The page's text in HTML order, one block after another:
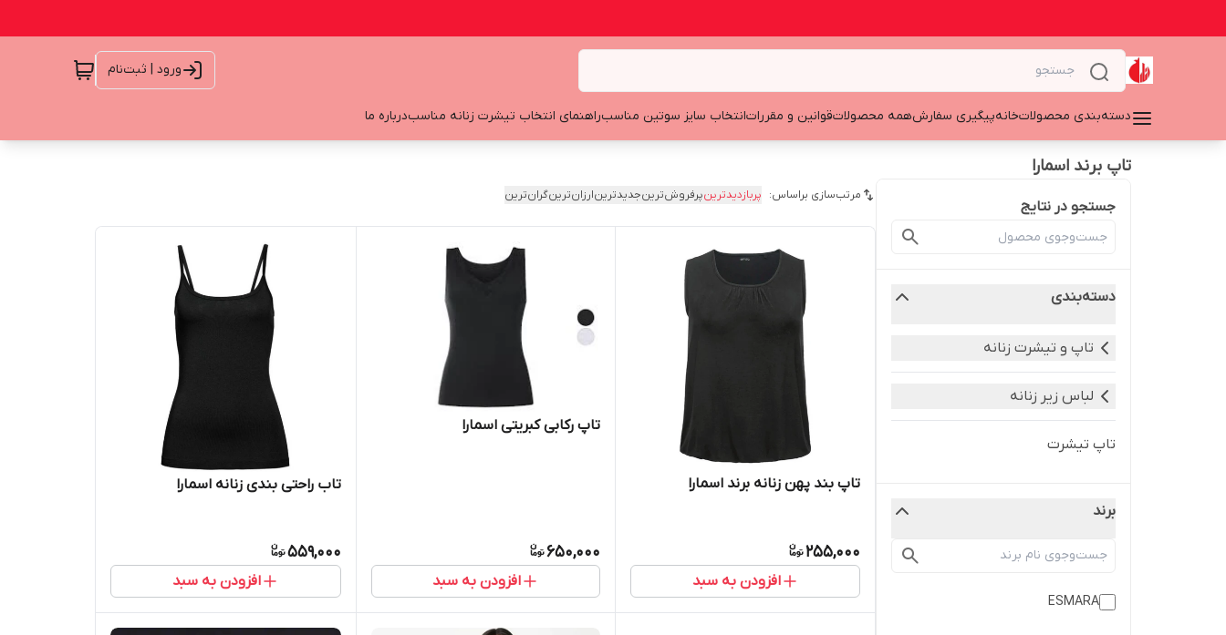
ورود | ثبت‌نام
دسته‌بندی محصولاتخانهپیگیری سفارشهمه محصولاتقوانین و مقرراتانتخاب سایز سوتین مناسبراهنمای انتخاب تیشرت زنانه مناسبدرباره ما
تاپ برند اسمارا
جستجو در نتایج
دسته‌بندی
تاپ و تیشرت زنانه
لباس زیر زنانه
تاپ تیشرت
برند
ESMARA
مرتب‌سازی براساس: پربازدیدترینپرفروش‌ترینجدیدترینارزان‌ترینگران‌ترین
تاپ بند پهن زنانه برند اسمارا
255,000
افزودن به سبد
تاپ رکابی کبریتی اسمارا
650,000
افزودن به سبد
تاب راحتی بندی زنانه اسمارا
559,000
افزودن به سبد